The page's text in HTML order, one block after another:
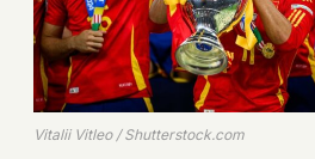
Vitalii Vitleo / Shutterstock.com